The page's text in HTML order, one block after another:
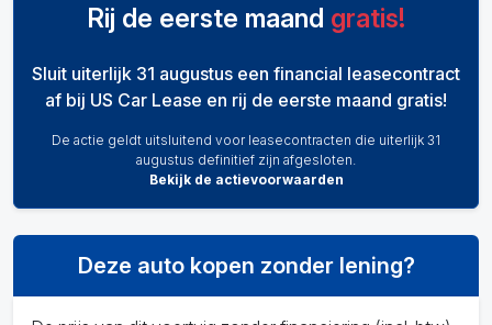
Rij de eerste maand gratis!
Sluit uiterlijk 31 augustus een financial leasecontract
af bij US Car Lease en rij de eerste maand gratis!
De actie geldt uitsluitend voor leasecontracten die uiterlijk 31
augustus definitief zijn afgesloten.
Bekijk de actievoorwaarden
Deze auto kopen zonder lening?